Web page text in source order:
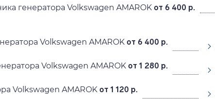
генератора Volkswagen AMAROK от 6 400 р.
Volkswagen AMAROK от 6 400 р.
Volkswagen AMAROK от 1 280 р.
Volkswagen AMAROK от 1 120 р.